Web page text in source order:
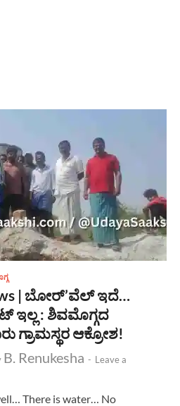
| ಬೋರ್’ವೆಲ್ ಇದೆ…
ಇಲ್ಲ : ಶಿವಮೊಗ್ಗದ
ಗ್ರಾಮಸ್ಥರ ಆಕ್ರೋಶ!
B. Renukesha - Leave a
There is water… No